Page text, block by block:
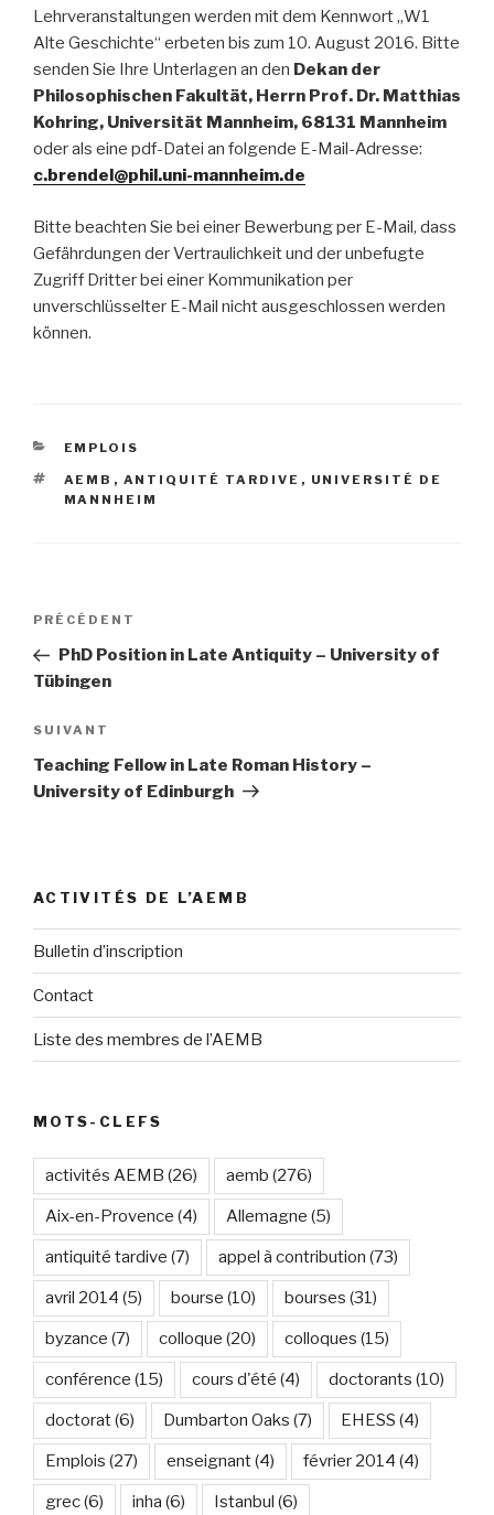
Lehrveranstaltungen werden mit dem Kennwort „W1
Alte Geschichte“ erbeten bis zum 10. August 2016. Bitte
senden Sie Ihre Unterlagen an den Dekan der
Philosophischen Fakultät, Herrn Prof. Dr. Matthias
Kohring, Universität Mannheim, 68131 Mannheim
oder als eine pdf-Datei an folgende E-Mail-Adresse:
c.brendel@phil.uni-mannheim.de
Bitte beachten Sie bei einer Bewerbung per E-Mail, dass
Gefährdungen der Vertraulichkeit und der unbefugte
Zugriff Dritter bei einer Kommunikation per
unverschlüsselter E-Mail nicht ausgeschlossen werden
können.
CATÉGORIES
EMPLOIS
ÉTIQUETTES
AEMB , ANTIQUITÉ TARDIVE , UNIVERSITÉ DE
MANNHEIM
Navigation
l’article
Article
précédent
PRÉCÉDENT
PhD Position in Late Antiquity – University of
Tübingen
Article
suivant
SUIVANT
Teaching Fellow in Late Roman History –
University of Edinburgh
ACTIVITÉS DE L’AEMB
Bulletin d’inscription
Contact
Liste des membres de l’AEMB
MOTS-CLEFS
activités AEMB (26) aemb (276)
Aix-en-Provence (4) Allemagne (5)
antiquité tardive (7) appel à contribution (73)
avril 2014 (5) bourse (10) bourses (31)
byzance (7) colloque (20) colloques (15)
conférence (15) cours d'été (4) doctorants (10)
doctorat(6) Dumbarton Oaks (7) EHESS (4)
Emplois (27) enseignant(4) février 2014 (4)
grec(6) inha (6) Istanbul (6)